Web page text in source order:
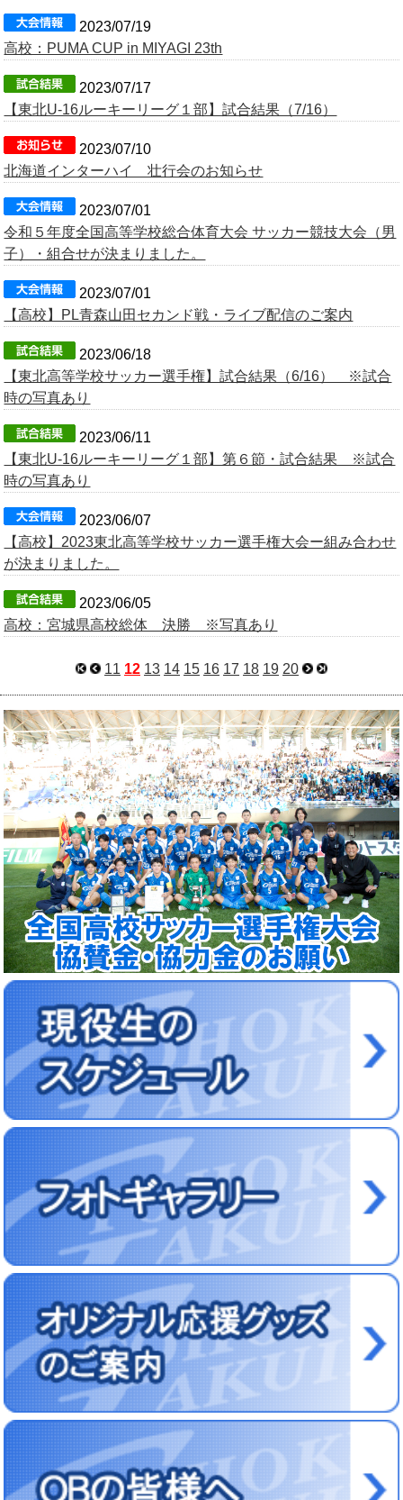
2023/07/19
高校：PUMA CUP in MIYAGI 23th
2023/07/17
【東北U-16ルーキーリーグ１部】試合結果（7/16）
2023/07/10
北海道インターハイ 壮行会のお知らせ
2023/07/01
令和５年度全国高等学校総合体育大会 サッカー競技大会（男
子）・組合せが決まりました。
2023/07/01
【高校】PL青森山田セカンド戦・ライブ配信のご案内
2023/06/18
【東北高等学校サッカー選手権】試合結果（6/16） ※試合
時の写真あり
2023/06/11
【東北U-16ルーキーリーグ１部】第６節・試合結果 ※試合
時の写真あり
2023/06/07
【高校】2023東北高等学校サッカー選手権大会ー組み合わせ
が決まりました。
2023/06/05
高校：宮城県高校総体 決勝 ※写真あり
11 12 13 14 15 16 17 18 19 20